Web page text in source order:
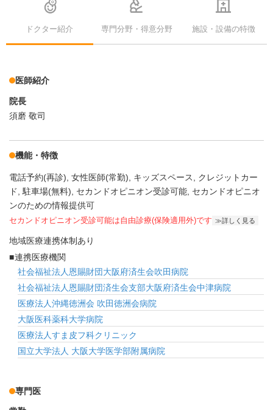
ドクター紹介 専門分野・得意分野 施設・設備の特徴
医師紹介
院長
須磨 敬司
機能・特徴
電話予約(再診) 女性医師(常勤) キッズスペース
クレジットカー
ド
駐車場(無料) セカンドオピニオン受診可能 セカンドオピニオ
ンのための情報提供可
セカンドオピニオン受診可能は自由診療(保険適用外)です 詳しく見る
地域医療連携体制あり
連携医療機関
社会福祉法人恩賜財団大阪府済生会吹田病院
社会福祉法人恩賜財団済生会支部大阪府済生会中津病院
医療法人沖縄徳洲会 吹田徳洲会病院
大阪医科薬科大学病院
医療法人すま皮フ科クリニック
国立大学法人 大阪大学医学部附属病院
専門医